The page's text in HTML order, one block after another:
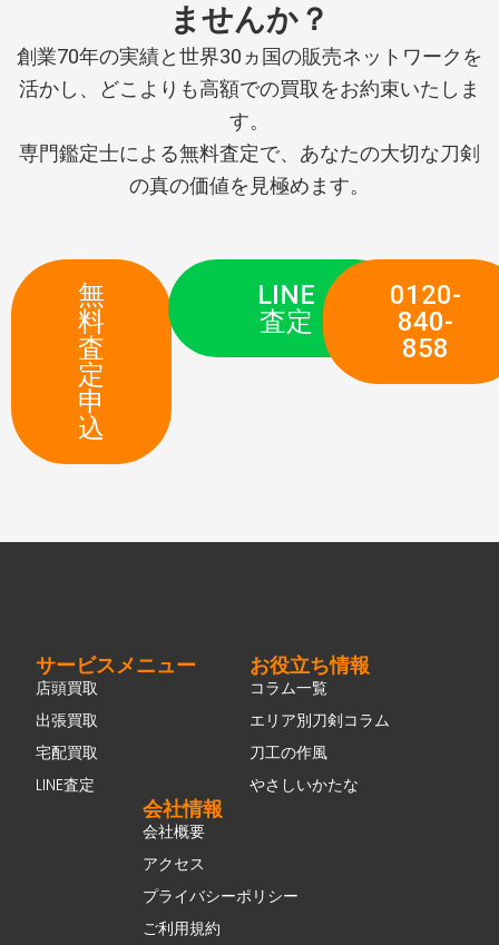
ませんか？
創業70年の実績と世界30ヵ国の販売ネットワークを
活かし、どこよりも高額での買取をお約束いたしま
す。
専門鑑定士による無料査定で、あなたの大切な刀剣
の真の価値を見極めます。
無
料
査
定
申
込
LINE
査定
0120-
840-
858
サービスメニュー
店頭買取
出張買取
宅配買取
LINE査定
お役立ち情報
コラム一覧
エリア別刀剣コラム
刀工の作風
やさしいかたな
会社情報
会社概要
アクセス
プライバシーポリシー
ご利用規約